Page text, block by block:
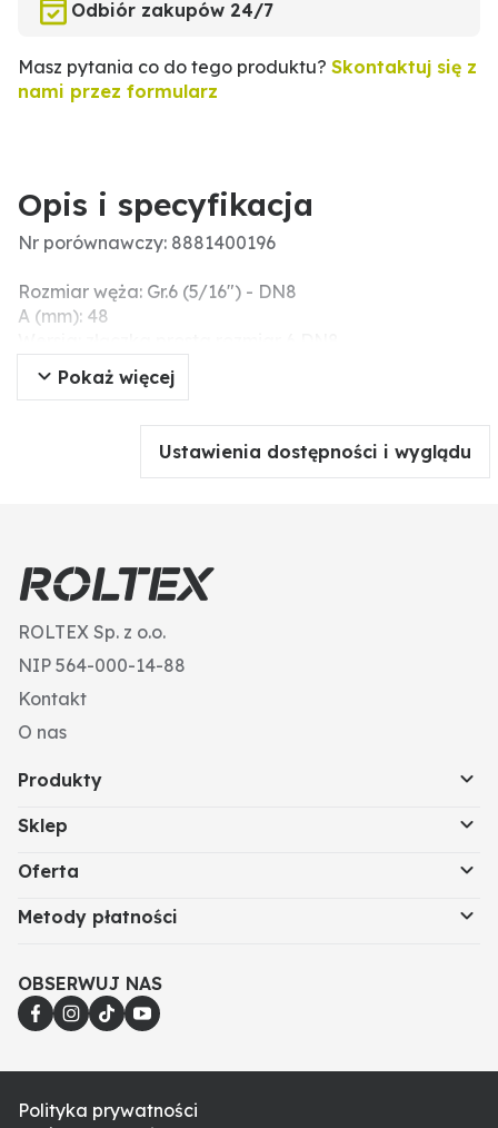
Odbiór zakupów 24/7
Masz pytania co do tego produktu? Skontaktuj się z
nami przez formularz
Opis i specyfikacja
Nr porównawczy: 8881400196
Rozmiar węża: Gr.6 (5/16") - DN8
A (mm): 48
Gwint: 5/8" - 18UNF-2A
Pokaż więcej
Ustawienia dostępności i wyglądu
ROLTEX Sp. z o.o.
NIP 564-000-14-88
Kontakt
O nas
Produkty
Sklep
Oferta
Metody płatności
OBSERWUJ NAS
Polityka prywatności